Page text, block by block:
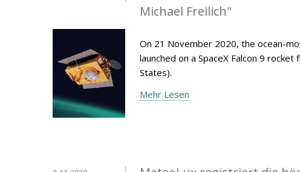
Michael Freilich"
On 21 November 2020, the ocean-
launched on a SpaceX Falcon 9
States).
Mehr Lesen